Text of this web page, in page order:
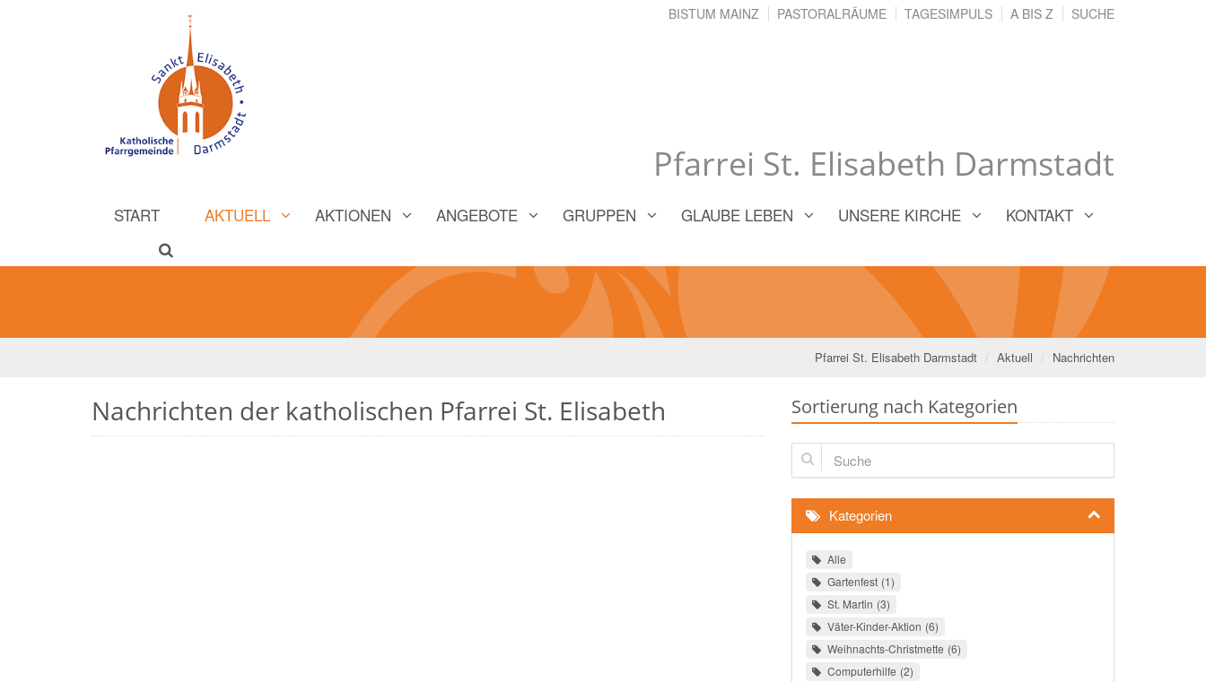
Pfarrei St. Elisabeth Darmstadt
BISTUM MAINZ PASTORALRÄUME TAGESIMPULS A BIS Z SUCHE
START AKTUELL AKTIONEN ANGEBOTE GRUPPEN GLAUBE LEBEN UNSERE KIRCHE KONTAKT
Pfarrei St. Elisabeth Darmstadt Aktuell Nachrichten
Nachrichten der katholischen Pfarrei St. Elisabeth Sortierung nach Kategorien
Suche
Kategorien
Alle
Gartenfest 1
St. Martin 3
Väter-Kinder-Aktion 6
Weihnachts-Christmette 6
Computerhilfe 2